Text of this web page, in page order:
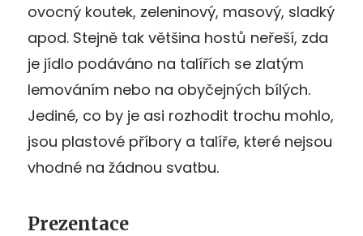
ovocný koutek, zeleninový, masový, sladký
apod. Stejně tak většina hostů neřeší, zda
je jídlo podáváno na talířích se zlatým
lemováním nebo na obyčejných bílých.
Jediné, co by je asi rozhodit trochu mohlo,
jsou plastové příbory a talíře, které nejsou
vhodné na žádnou svatbu.
Prezentace